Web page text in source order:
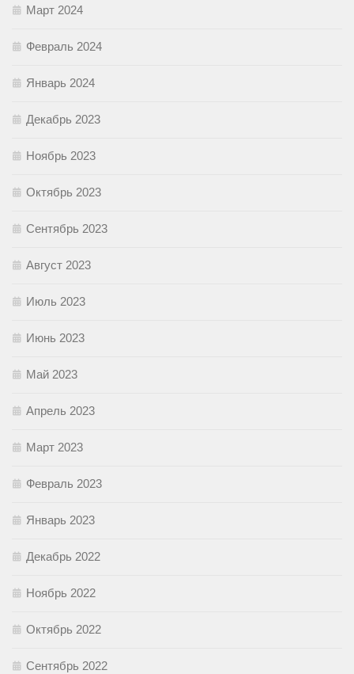
Март 2024
Февраль 2024
Январь 2024
Декабрь 2023
Ноябрь 2023
Октябрь 2023
Сентябрь 2023
Август 2023
Июль 2023
Июнь 2023
Май 2023
Апрель 2023
Март 2023
Февраль 2023
Январь 2023
Декабрь 2022
Ноябрь 2022
Октябрь 2022
Сентябрь 2022